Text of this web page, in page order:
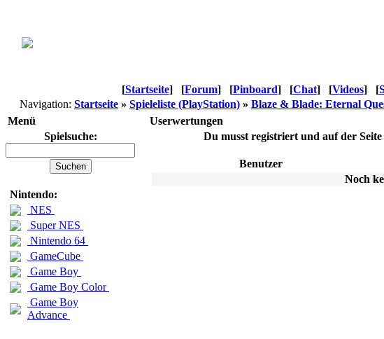
[Startseite] [Forum] [Pinboard] [Chat] [Videos] [
Navigation: Startseite » Spieleliste (PlayStation) » Blaze & Blade: Eternal
Menü
Userwertungen
Spielsuche:
Nintendo:
NES
Super NES
Nintendo 64
GameCube
Game Boy
Game Boy Color
Game Boy
Advance
Du musst registriert und auf der
Benutzer
Noch